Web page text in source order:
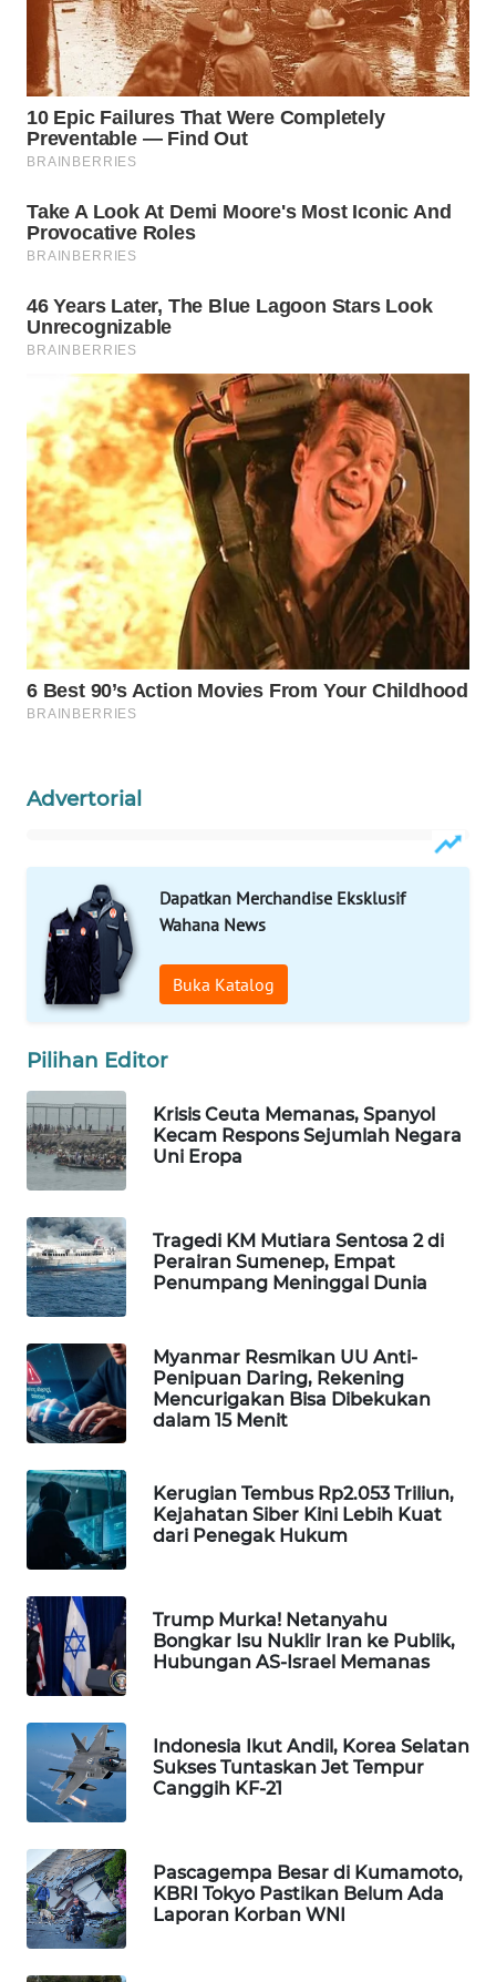
Advertorial
Dapatkan Merchandise Eksklusif
Wahana News
Buka Katalog
Pilihan Editor
Krisis Ceuta Memanas, Spanyol
Kecam Respons Sejumlah Negara
Uni Eropa
Tragedi KM Mutiara Sentosa 2 di
Perairan Sumenep, Empat
Penumpang Meninggal Dunia
Myanmar Resmikan UU Anti-
Penipuan Daring, Rekening
Mencurigakan Bisa Dibekukan
dalam 15 Menit
Kerugian Tembus Rp2.053 Triliun,
Kejahatan Siber Kini Lebih Kuat
dari Penegak Hukum
Trump Murka! Netanyahu
Bongkar Isu Nuklir Iran ke Publik,
Hubungan AS-Israel Memanas
Indonesia Ikut Andil, Korea Selatan
Sukses Tuntaskan Jet Tempur
Canggih KF-21
Pascagempa Besar di Kumamoto,
KBRI Tokyo Pastikan Belum Ada
Laporan Korban WNI
WN
PRIANGAN
TIMUR
WN
SEMARANG
WN
SOLO
BOROBUDUR
MADURA
WN
SURABAYA
WN
NATUNA
WN
BINTAN
WN
MANDALIKA
LIKUPANG
LABUANBAJO
WN
BORNEO
Wahana
Group
WAHANA
NEWS
WAHANA
TANI
WAHANA
ADVOKAT
WAHANA
INFRASTRUKTUR
WAHANA
WAHANA
LISTRIK
WAHANA
TRAVEL
WAHANA
WAHANANEWS
ID
WAHANANEWS
CO ID
WAHANANEWS
NET